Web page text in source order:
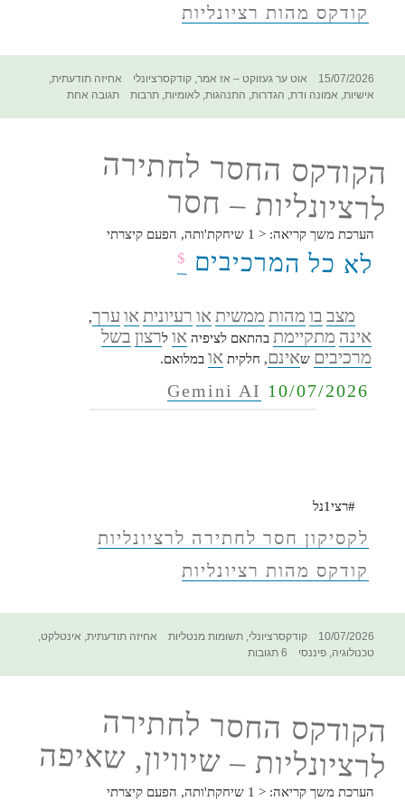
קודקס מהות רציונליות
פורסם
בתאריך
15/07/2026 קטגוריות
אוט ער געזוקט – אז אמר,קודקסרציונלי תגיות
אחיזה תודעתית,
אישיות, אמונה ודת, הגדרות, התנהגות,לאומיות,תרבות תגובה אחתעל
הקודקס החסר לחתירה
לרציונליות – חסר
הערכת משך קריאה: < 1 שיחקת'ותה, הפעם קיצרתי
לא כל המרכיבים $
מצב בו מהות ממשית או רעיונית או ערך,
אינה מתקיימת בהתאם לציפיהאו לרצון בשל
מרכיבים שאינם, חלקיתאו במלואם.
Gemini AI 10/07/2026
#רצי1נל
לקסיקון חסר לחתירה לרציונליות
קודקס מהות רציונליות
פורסם
בתאריך
10/07/2026 קטגוריות
קודקסרציונלי,תשומות מנטליות תגיות
אחיזה תודעתית, אינטלקט,
טכנולוגיה,פיננסי 6 תגובות
על
לרציונליות
–
הקודקס החסר לחתירה
לרציונליות – שיוויון, שאיפה
הערכת משך קריאה: < 1 שיחקת'ותה, הפעם קיצרתי